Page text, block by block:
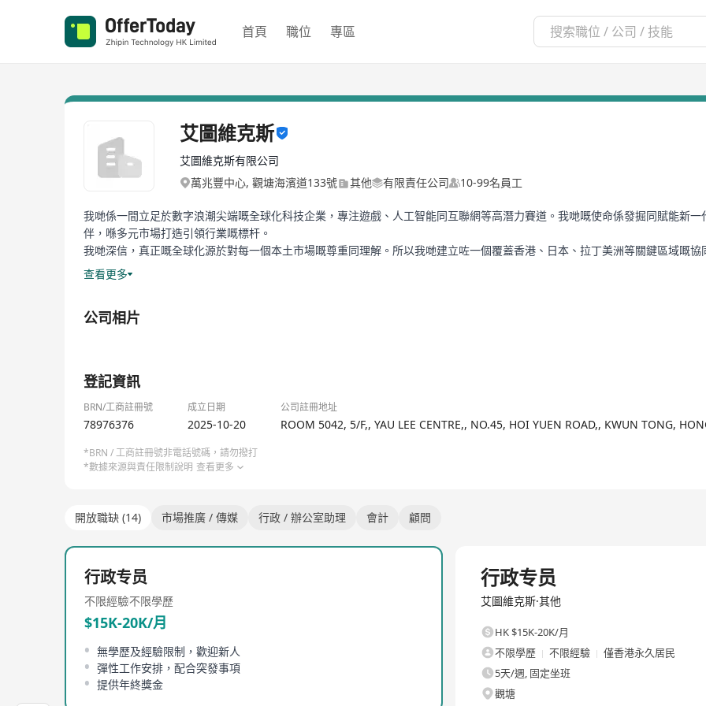
首頁 職位 專區
艾圖維克斯
艾圖維克斯有限公司
萬兆豐中心, 觀塘海濱道133號
其他 有限責任公司 10-99名員工
我哋係一間立足於數字浪潮尖端嘅全球化科技企業，專注遊戲、人工智能同互聯網等高潛力賽道。我哋嘅使命係發掘同賦能新
伴，喺多元市場打造引領行業嘅標杆。
我哋深信，真正嘅全球化源於對每一個本土市場嘅尊重同理解。所以我哋建立咗一個覆蓋香港、日本、拉丁美洲等關鍵區域嘅
洞察趨勢嘅神經末梢。喺度，你將會加入一場無國界嘅創新實踐，親身見證產品由0到1，再從1走向全球嘅完整旅程。
【專業賦能，長期主義】
【喺度，我哋提供】
一條清晰、廣闊嘅成長路徑：與全球頂尖同事共事，喺實戰中快速晉升，開拓國際視野。
【加入我哋，共同定義未來】
喺度，你唔單止可以成就一番事業，更可以同我哋一齊，塑造全球數字生態嘅未來藍圖。
加入我哋，一齊定義下一個爆款，共同譜寫屬於我哋嘅全球成功故事。
查看更多
公司相片
登記資訊
BRN/工商註冊號 成立日期 公司註冊地址
78976376 2025-10-20 ROOM 5042, 5/F,, YAU LEE CENTRE,, NO.45, HOI YUEN ROAD,, KWUN TONG,
*BRN / 工商註冊號非電話號碼，請勿撥打
*數據來源與責任限制說明 查看更多
開放職缺 (14) 市場推廣 / 傳媒 行政 / 辦公室助理 會計 顧問
行政专员
不限經驗不限學歷
$15K-20K/月
無學歷及經驗限制，歡迎新人
彈性工作安排，配合突發事項
提供年終獎金
行政专员
艾圖維克斯·其他
HK $15K-20K/月
不限學歷
不限經驗
僅香港永久居民
5天/週, 固定坐班
觀塘